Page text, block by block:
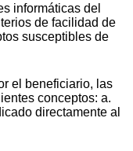
informáticas del
de facilidad de
susceptibles de
el beneficiario, las
conceptos: a.
directamente al